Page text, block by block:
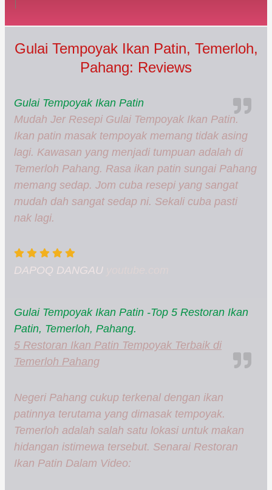
Gulai Tempoyak Ikan Patin, Temerloh,
Pahang: Reviews
Gulai Tempoyak Ikan Patin
Mudah Jer Resepi Gulai Tempoyak Ikan Patin.
Ikan patin masak tempoyak memang tidak asing
lagi. Kawasan yang menjadi tumpuan adalah di
Temerloh Pahang. Rasa ikan patin sungai Pahang
memang sedap. Jom cuba resepi yang sangat
mudah dah sangat sedap ni. Sekali cuba pasti
nak lagi.
DAPOQ DANGAU
Gulai Tempoyak Ikan Patin -Top 5 Restoran Ikan
Patin, Temerloh, Pahang.
5 Restoran Ikan Patin Tempoyak Terbaik di
Temerloh Pahang
Negeri Pahang cukup terkenal dengan ikan
patinnya terutama yang dimasak tempoyak.
Temerloh adalah salah satu lokasi untuk makan
hidangan istimewa tersebut. Senarai Restoran
Ikan Patin Dalam Video: